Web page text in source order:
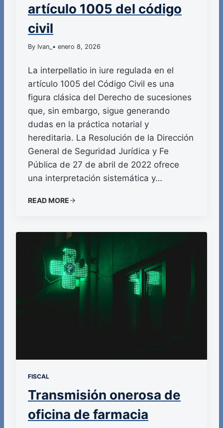
artículo 1005 del código
civil
By Ivan_ • enero 8, 2026
La interpellatio in iure regulada en el
artículo 1005 del Código Civil es una
figura clásica del Derecho de sucesiones
que, sin embargo, sigue generando
dudas en la práctica notarial y
hereditaria. La Resolución de la Dirección
General de Seguridad Jurídica y Fe
Pública de 27 de abril de 2022 ofrece
una interpretación sistemática y…
READ MORE
FISCAL
Transmisión onerosa de
oficina de farmacia